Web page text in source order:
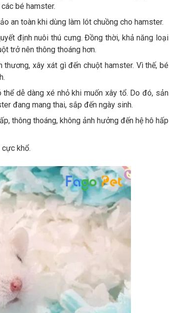
bé hamster.
an toàn khi dùng làm lót chuồng cho hamster.
định nuôi thú cưng. Đồng thời, khả năng loại
trở nên thông thoáng hơn.
xây xát gì đến chuột hamster. Vì thế, bé
dễ dàng xé nhỏ khi muốn xây tổ. Do đó, sản
đang mang thai, sắp đến ngày sinh.
thông thoáng, không ảnh hưởng đến hệ hô hấp
cực khổ.